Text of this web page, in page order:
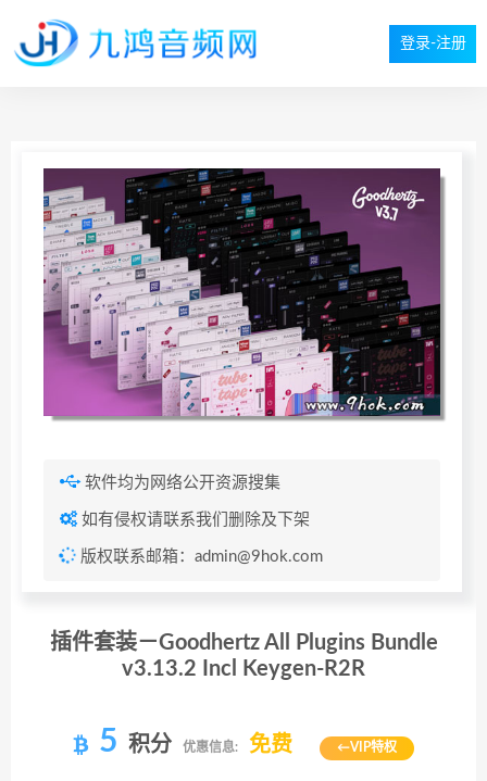
登录-注册
软件均为网络公开资源搜集
如有侵权请联系我们删除及下架
版权联系邮箱：admin@9hok.com
插件套装－Goodhertz All Plugins Bundle
v3.13.2 Incl Keygen-R2R
5 积分 优惠信息: 免费 ←VIP特权